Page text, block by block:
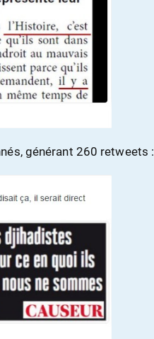
générant 260 retweets :